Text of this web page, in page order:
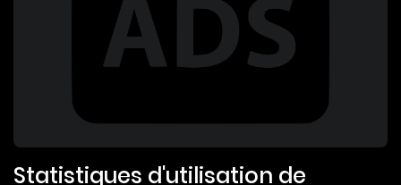
Statistiques d'utilisation de